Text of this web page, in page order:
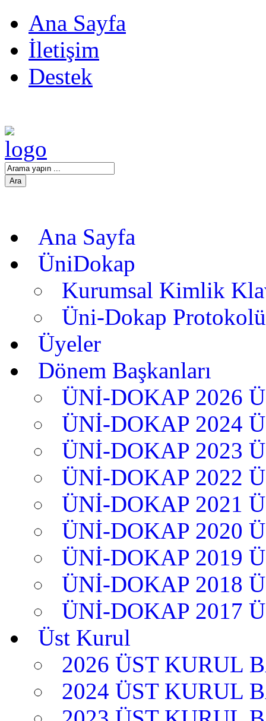
Ana Sayfa
İletişim
Destek
Ana Sayfa
ÜniDokap
Kurumsal Kimlik
Üni-Dokap Protokolü
Üyeler
Dönem Başkanları
ÜNİ-DOKAP 2026
ÜNİ-DOKAP 2024
ÜNİ-DOKAP 2023
ÜNİ-DOKAP 2022
ÜNİ-DOKAP 2021
ÜNİ-DOKAP 2020
ÜNİ-DOKAP 2019
ÜNİ-DOKAP 2018
ÜNİ-DOKAP 2017
Üst Kurul
2026 ÜST KURUL
2024 ÜST KURUL